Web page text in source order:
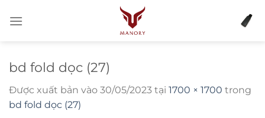
qua
bd fold dọc (27)
Được xuất bản vào 30/05/2023 tại 1700 × 1700 trong
bd fold dọc (27)